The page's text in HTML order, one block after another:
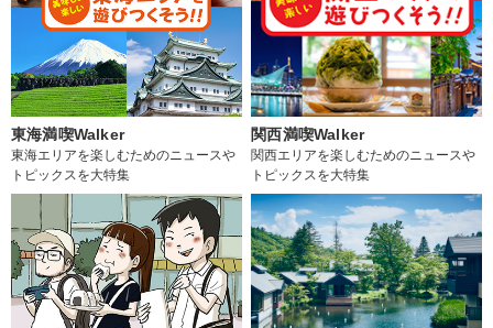
東海満喫Walker
東海エリアを楽しむためのニュースや
トピックスを大特集
関西満喫Walker
関西エリアを楽しむためのニュースや
トピックスを大特集